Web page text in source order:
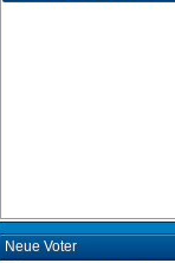
Neue Voter